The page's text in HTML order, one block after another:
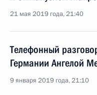
21 мая 2019 года, 21:40
Телефонный
Германии Ангелой
9 января 2019 года, 21:10